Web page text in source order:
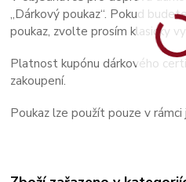
„Dárkový poukaz“. Pokud
poukaz, zvolte prosím klasicky
Platnost kupónu dárkového
zakoupení.
Poukaz lze použít pouze v